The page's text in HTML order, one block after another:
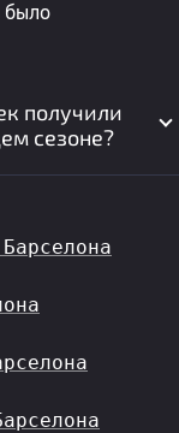
было
получили
сезоне?